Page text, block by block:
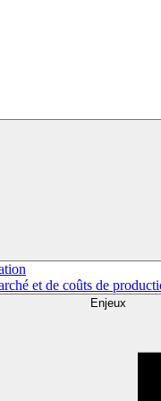
et de coûts de
Enjeux